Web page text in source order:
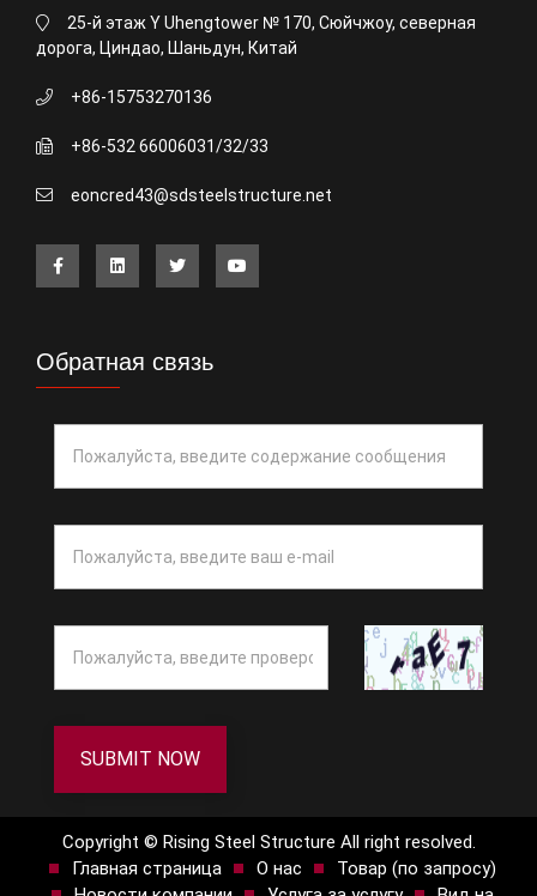
25-й этаж Y Uhengtower № 170, Сюйчжоу, северная
дорога, Циндао, Шаньдун, Китай
+86-15753270136
+86-532 66006031/32/33
eoncred43@sdsteelstructure.net
Обратная связь
SUBMIT NOW
Copyright © Rising Steel Structure All right resolved.
Главная страница
О нас
Товар (по запросу)